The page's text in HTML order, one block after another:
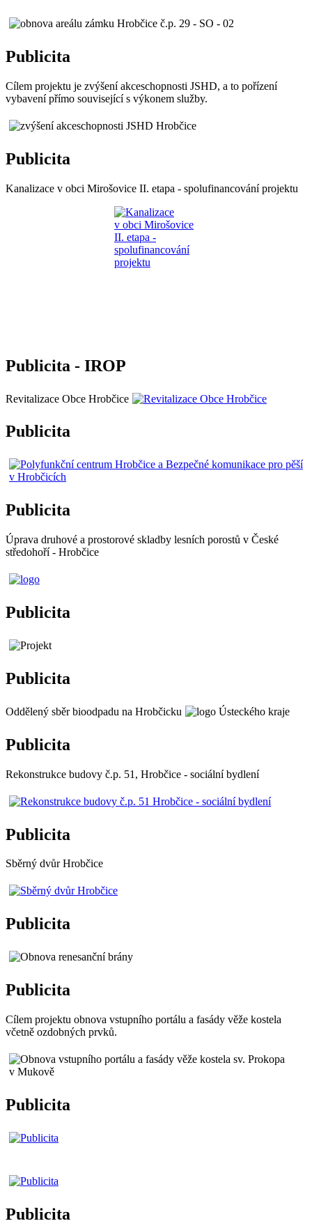
Publicita
Cílem projektu je zvýšení akceschopnosti JSHD, a to pořízení
vybavení přímo související s výkonem služby.
Publicita
Kanalizace v obci Mirošovice II. etapa - spolufinancování projektu
Publicita - IROP
Revitalizace Obce Hrobčice
Publicita
Publicita
Úprava druhové a prostorové skladby lesních porostů v České
středohoří - Hrobčice
Publicita
Publicita
Oddělený sběr bioodpadu na Hrobčicku
Publicita
Rekonstrukce budovy č.p. 51, Hrobčice - sociální bydlení
Publicita
Sběrný dvůr Hrobčice
Publicita
Publicita
Cílem projektu obnova vstupního portálu a fasády věže kostela
včetně ozdobných prvků.
Publicita
Publicita